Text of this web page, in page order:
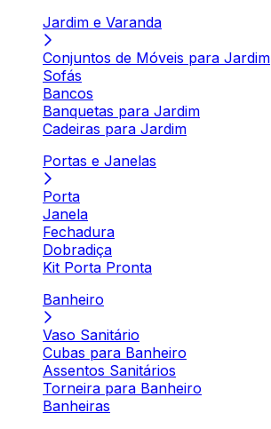
Jardim e Varanda
Conjuntos de Móveis para Jardim
Sofás
Bancos
Banquetas para Jardim
Cadeiras para Jardim
Portas e Janelas
Porta
Janela
Fechadura
Dobradiça
Kit Porta Pronta
Banheiro
Vaso Sanitário
Cubas para Banheiro
Assentos Sanitários
Torneira para Banheiro
Banheiras